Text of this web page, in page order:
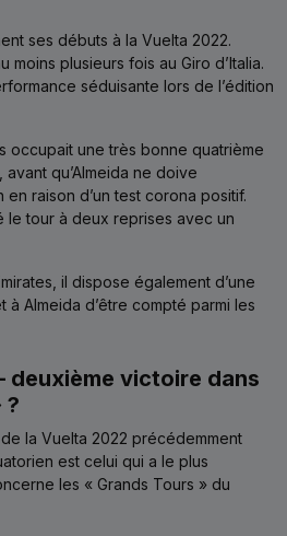
ses débuts à la Vuelta 2022.
moins plusieurs fois au Giro d’Italia.
séduisante lors de l’édition
occupait une très bonne quatrième
qu’Almeida ne doive
raison d’un test corona positif.
le tour à deux reprises avec un
il dispose également d’une
Almeida d’être compté parmi les
deuxième victoire dans
?
la Vuelta 2022 précédemment
est celui qui a le plus
les « Grands Tours » du